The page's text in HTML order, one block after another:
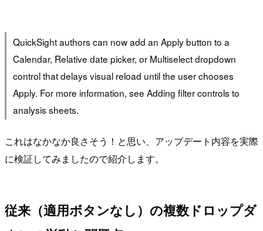
QuickSight authors can now add an Apply button to a
Calendar, Relative date picker, or Multiselect dropdown
control that delays visual reload until the user chooses
Apply. For more information, see Adding filter controls to
analysis sheets.
これはなかなか良さそう！と思い、アップデート内容を実際
に検証してみましたので紹介します。
従来（適用ボタンなし）の複数ドロップダ